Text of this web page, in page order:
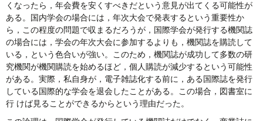
くなったら，年会費を安くすべきだという意見が出てくる可能性が
ある。国内学会の場合には，年次大会で発表するという重要性か
ら，この程度の問題で収まるだろうが，国際学会が発行する機関誌
の場合には，学会の年次大会に参加するよりも，機関誌を購読して
いる，という色合いが強い。このため，機関誌が成功して多数の研
究機関が機関購読を始めるほど，個人購読が減少するという可能性
がある。実際，私自身が，電子雑誌化する前に，ある国際誌を発行
している国際的な学会を退会したことがある。この場合，図書室に
行 けば見ることができるからという理由だった。